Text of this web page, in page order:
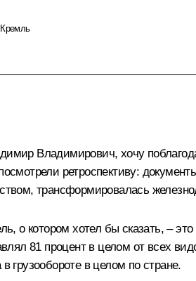
Владимирович, хочу
ретроспективу:
трансформировалась
о котором хотел бы сказать, –
81 процент в целом от всех
грузообороте в целом по стране.